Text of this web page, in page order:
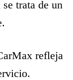
trata de un
refleja